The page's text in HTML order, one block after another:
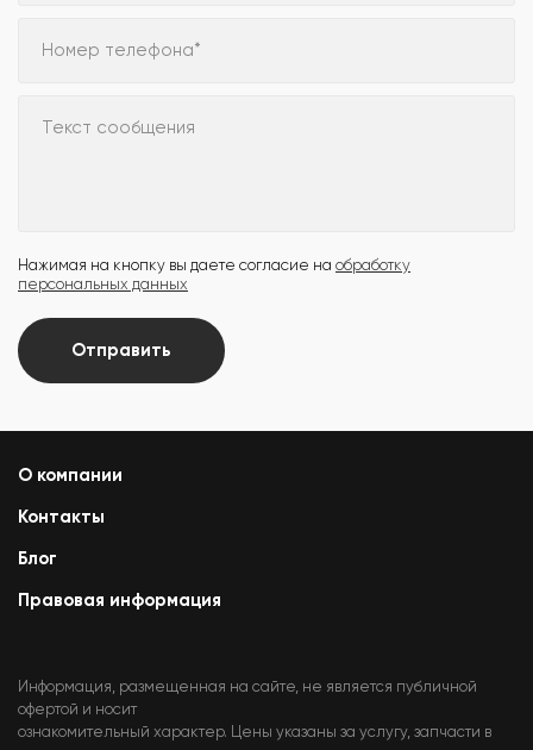
Номер телефона*
Текст сообщения
Нажимая на кнопку вы даете согласие на обработку
персональных данных
Отправить
О компании
Контакты
Блог
Правовая информация
Информация, размещенная на сайте, не является публичной
офертой и носит
ознакомительный характер. Цены указаны за услугу, запчасти в